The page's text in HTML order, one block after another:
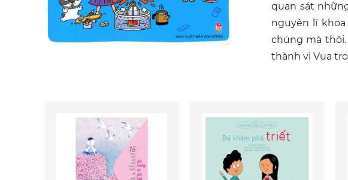
quan sát
nguyên lí
chúng mà
thành vị Vua